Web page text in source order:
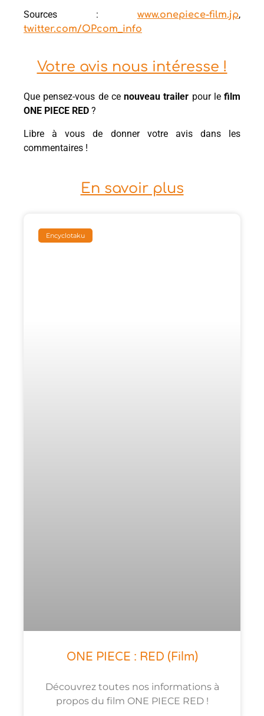
Sources : www.onepiece-film.jp,
twitter.com/OPcom_info
Votre avis nous intéresse !
Que pensez-vous de ce nouveau trailer pour le film
ONE PIECE RED ?
Libre à vous de donner votre avis dans les
commentaires !
En savoir plus
Encyclotaku
ONE PIECE : RED (film)
Découvrez toutes nos informations à
propos du film ONE PIECE RED !